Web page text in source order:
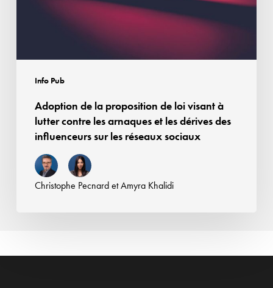
Info Pub
contre
influenceurs
Adoption de la proposition de loi visant à
lutter contre les arnaques et les dérives des
influenceurs sur les réseaux sociaux
Christophe PecnardetAmyra Khalidi